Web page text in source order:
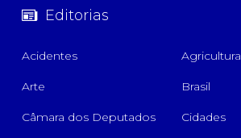
Editorias
Acidentes Agricultura
Arte Brasil
Câmara dos Deputados Cidades